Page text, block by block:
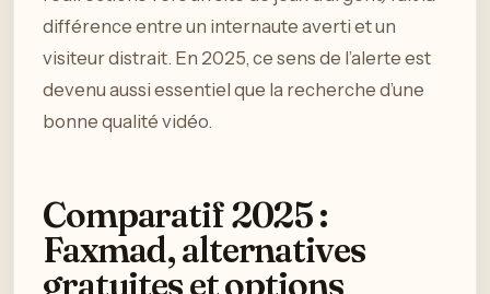
différence entre un internaute averti et un
visiteur distrait. En 2025, ce sens de l’alerte est
devenu aussi essentiel que la recherche d’une
bonne qualité vidéo.
Comparatif 2025 :
Faxmad, alternatives
gratuites et options